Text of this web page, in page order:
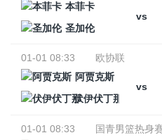
本菲卡
vs
圣加伦
01-01 08:33
欧协联
阿贾克斯
vs
伏伊伏丁那
01-01 08:33
国青男篮热身